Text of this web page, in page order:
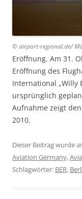
© airport-regional.de/
Eröffnung. Am 31.
Eröffnung des
International „Willy
ursprünglich
Aufnahme zeigt
2010.
Dieser Beitrag wurde
Aviation Germany,
Schlagwörter: BER,